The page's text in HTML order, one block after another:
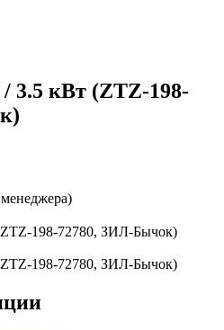
3.5 кВт (ZTZ-198-
198-72780, ЗИЛ-Бычок)
198-72780, ЗИЛ-Бычок)